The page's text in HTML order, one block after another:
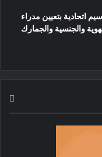
اتحادية بتعيين مدراء
والجنسية والجمارك